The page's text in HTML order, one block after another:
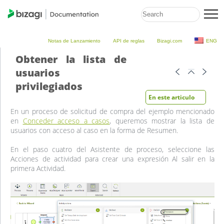
Notas de Lanzamiento API de reglas Bizagi.com ENG